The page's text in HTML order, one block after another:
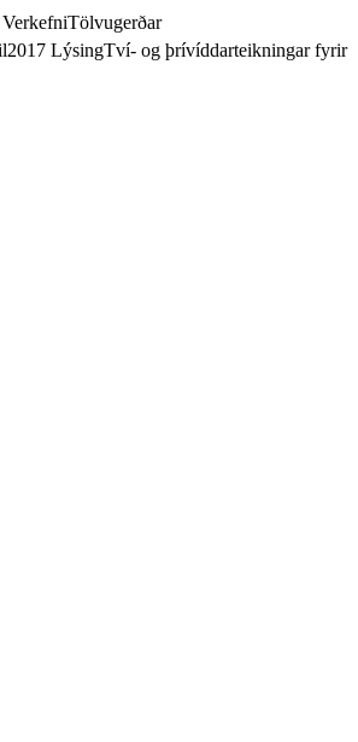
VerkefniTölvugerðar
2017 LýsingTví- og þrívíddarteikningar fyrir